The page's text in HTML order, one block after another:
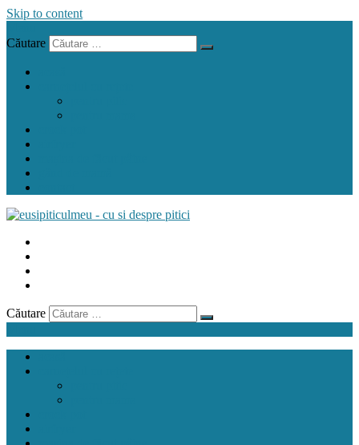
Skip to content
Căutare
Căutare